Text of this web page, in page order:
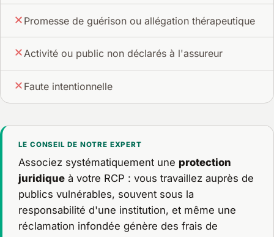
Promesse de guérison ou allégation thérapeutique
Activité ou public non déclarés à l'assureur
Faute intentionnelle
LE CONSEIL DE NOTRE EXPERT
Associez systématiquement une protection
juridiqueà votre RCP : vous travaillez auprès de
publics vulnérables, souvent sous la
responsabilité d'une institution, et même une
réclamation infondée génère des frais de